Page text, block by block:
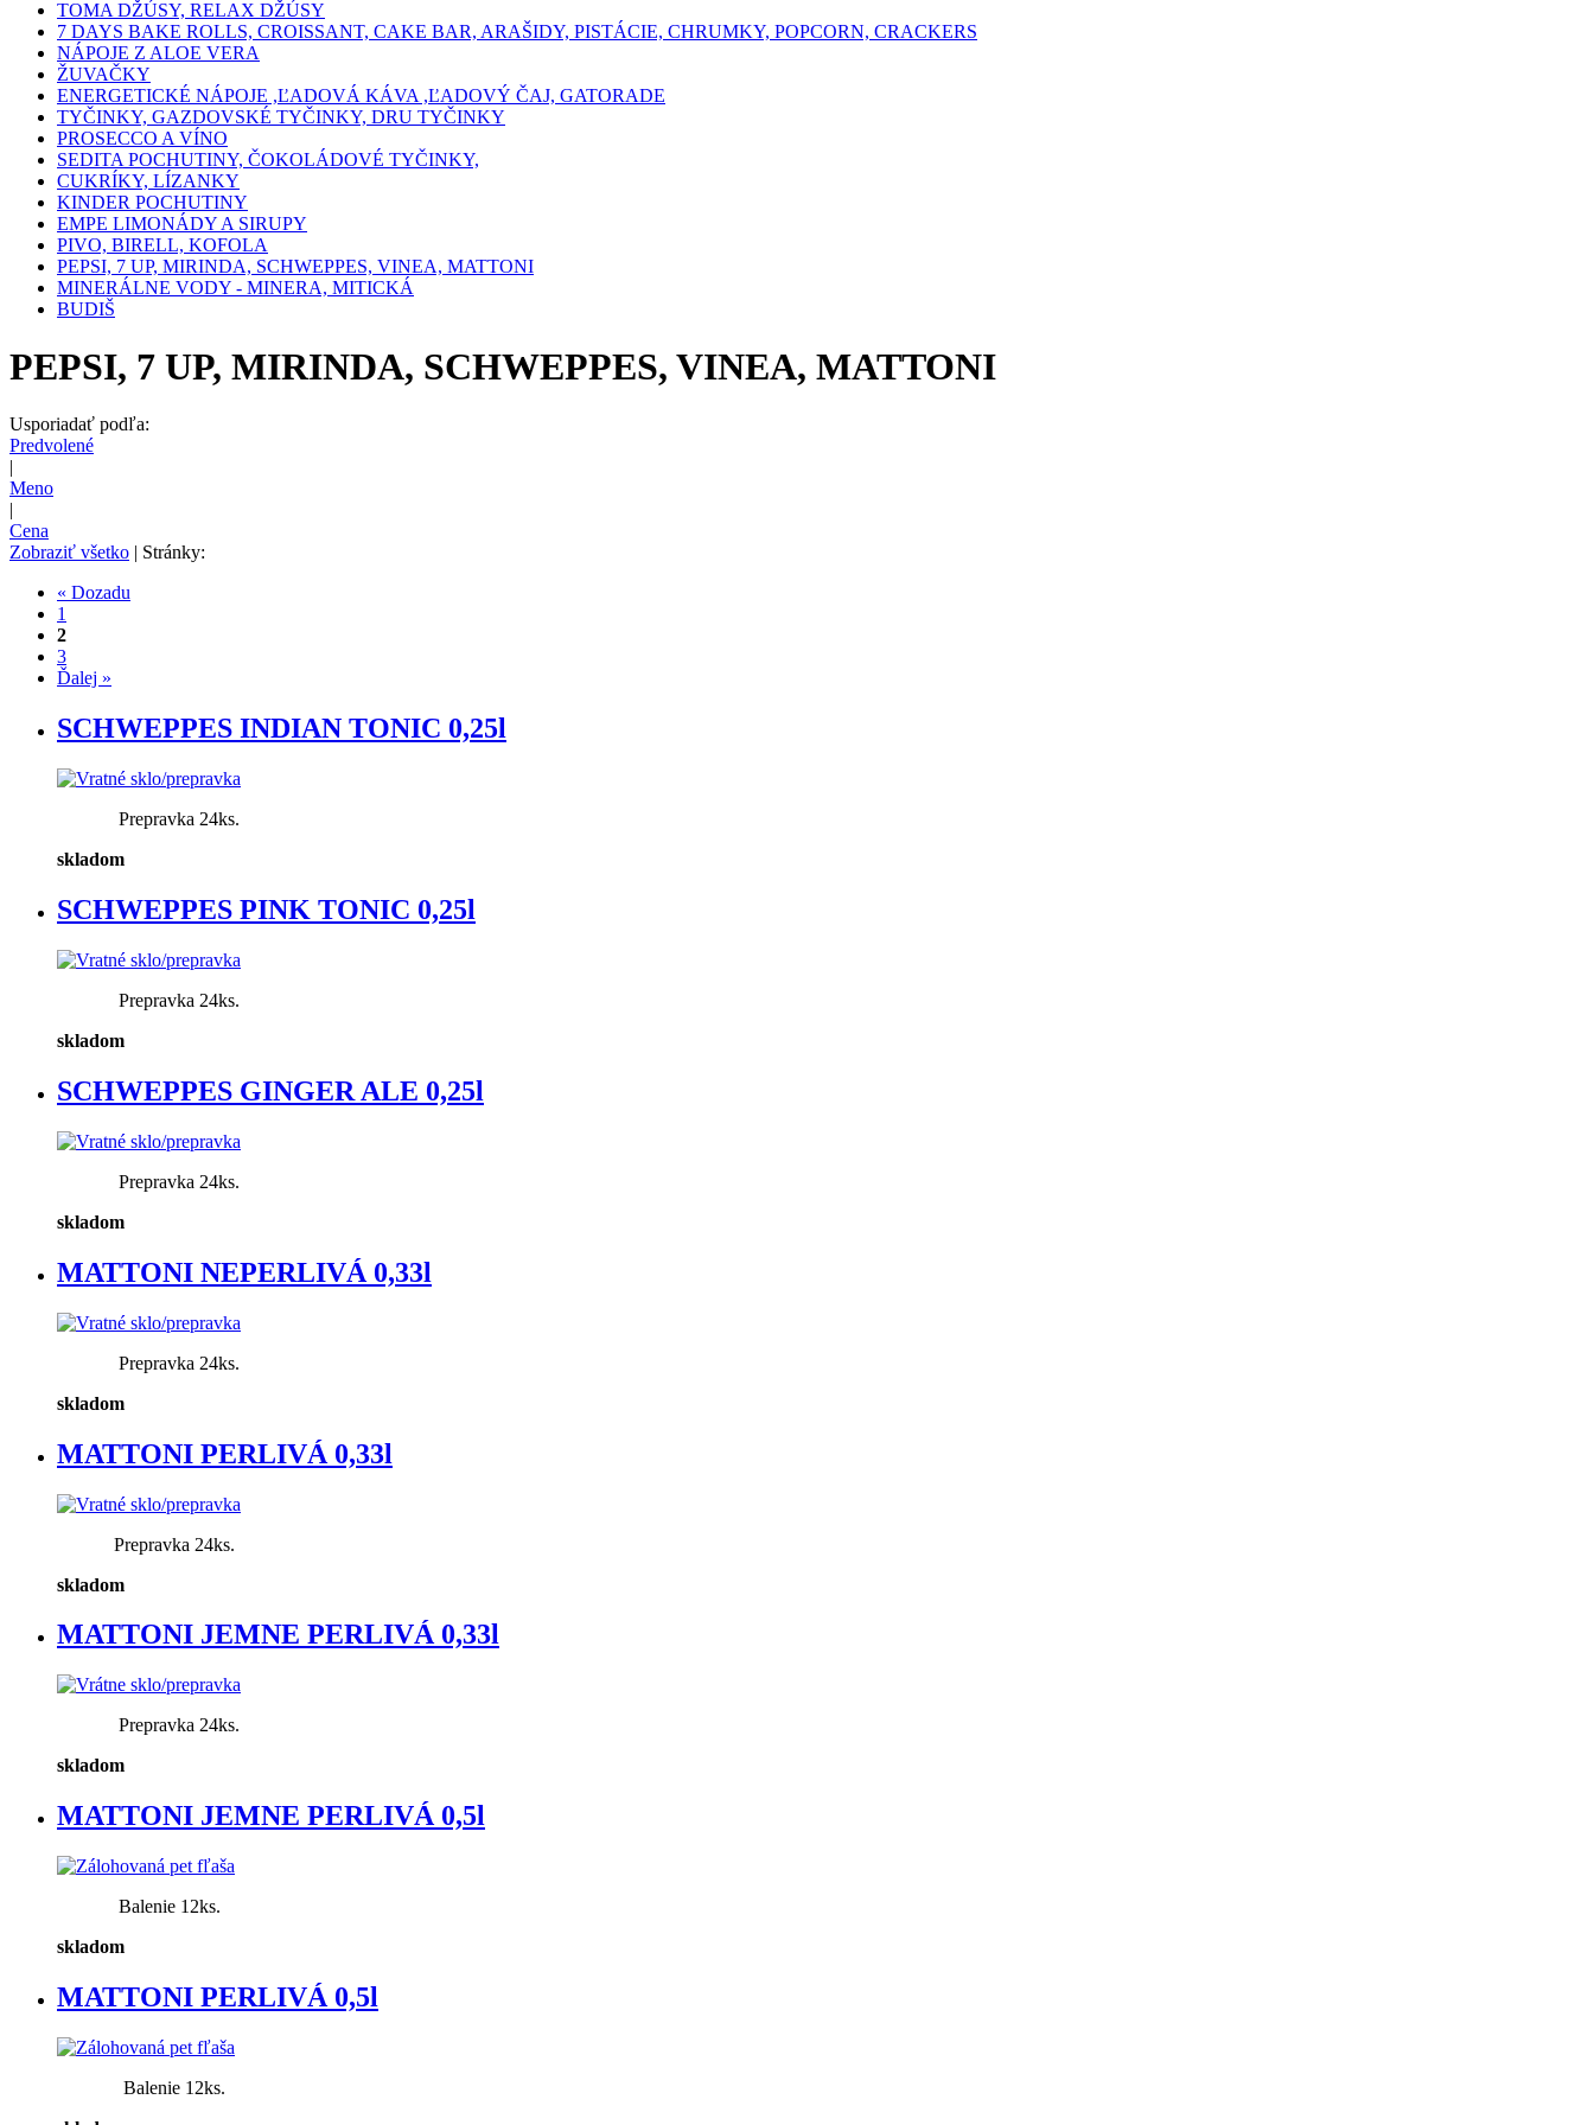
TOMA DŽÚSY, RELAX DŽÚSY
7 DAYS BAKE ROLLS, CROISSANT, CAKE BAR, ARAŠIDY, PISTÁCIE, CHRUMKY, POPCORN, CRACKERS
NÁPOJE Z ALOE VERA
ŽUVAČKY
ENERGETICKÉ NÁPOJE ,ĽADOVÁ KÁVA ,ĽADOVÝ ČAJ, GATORADE
TYČINKY, GAZDOVSKÉ TYČINKY, DRU TYČINKY
PROSECCO A VÍNO
SEDITA POCHUTINY, ČOKOLÁDOVÉ TYČINKY,
CUKRÍKY, LÍZANKY
KINDER POCHUTINY
EMPE LIMONÁDY A SIRUPY
PIVO, BIRELL, KOFOLA
PEPSI, 7 UP, MIRINDA, SCHWEPPES, VINEA, MATTONI
MINERÁLNE VODY - MINERA, MITICKÁ
BUDIŠ
PEPSI, 7 UP, MIRINDA, SCHWEPPES, VINEA, MATTONI
Usporiadať podľa:
Predvolené
Meno
Cena
Zobraziť všetko | Stránky:
« Dozadu
1
2
3
Ďalej »
SCHWEPPES INDIAN TONIC 0,25l
Prepravka 24ks.
skladom
SCHWEPPES PINK TONIC 0,25l
Prepravka 24ks.
skladom
SCHWEPPES GINGER ALE 0,25l
Prepravka 24ks.
skladom
MATTONI NEPERLIVÁ 0,33l
Prepravka 24ks.
skladom
MATTONI PERLIVÁ 0,33l
Prepravka 24ks.
skladom
MATTONI JEMNE PERLIVÁ 0,33l
Prepravka 24ks.
skladom
MATTONI JEMNE PERLIVÁ 0,5l
Balenie 12ks.
skladom
MATTONI PERLIVÁ 0,5l
Balenie 12ks.